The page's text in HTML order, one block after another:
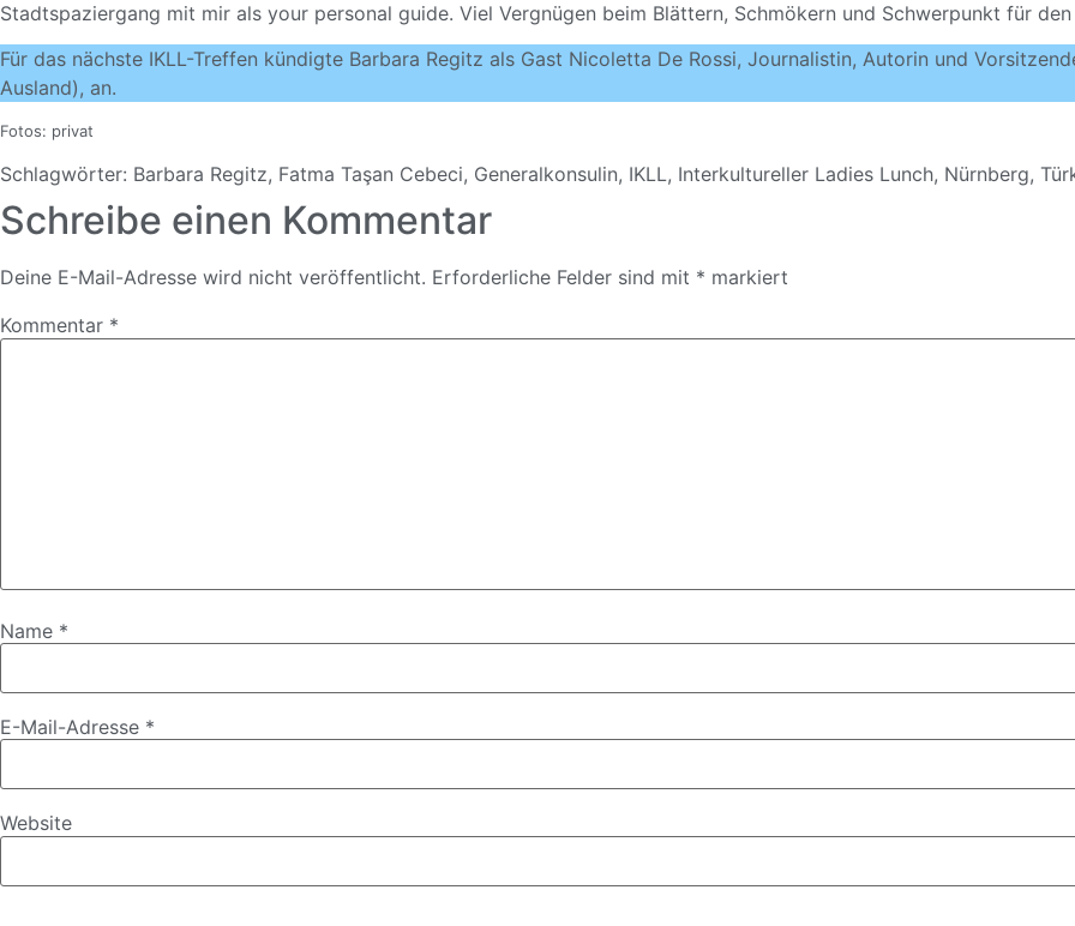
Stadtspaziergang mit mir als your personal guide. Viel Vergnügen beim Blättern, Schmökern und Schwerpunkt für den
Für das nächste IKLL-Treffen kündigte Barbara Regitz als Gast Nicoletta De Rossi, Journalistin, Autorin und
Ausland), an.
Fotos: privat
Schlagwörter: Barbara Regitz, Fatma Taşan Cebeci, Generalkonsulin, IKLL, Interkultureller Ladies Lunch, Nürnberg,
Schreibe einen Kommentar
Deine E-Mail-Adresse wird nicht veröffentlicht. Erforderliche Felder sind mit * markiert
Kommentar *
Name *
E-Mail-Adresse *
Website